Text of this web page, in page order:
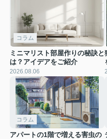
コラム
ミニマリスト部屋作りの秘訣と
は？アイデアをご紹介
2026.08.06
コラム
アパートの1階で増える害虫の